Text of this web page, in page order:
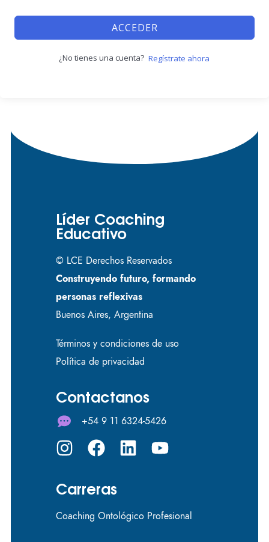
ACCEDER
¿No tienes una cuenta? Regístrate ahora
Líder Coaching
Educativo
© LCE Derechos Reservados
Construyendo futuro, formando
personas reflexivas
Buenos Aires, Argentina
Términos y condiciones de uso
Política de privacidad
Contactanos
+54 9 11 6324-5426
Carreras
Coaching Ontológico Profesional